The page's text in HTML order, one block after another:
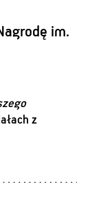
im.
z